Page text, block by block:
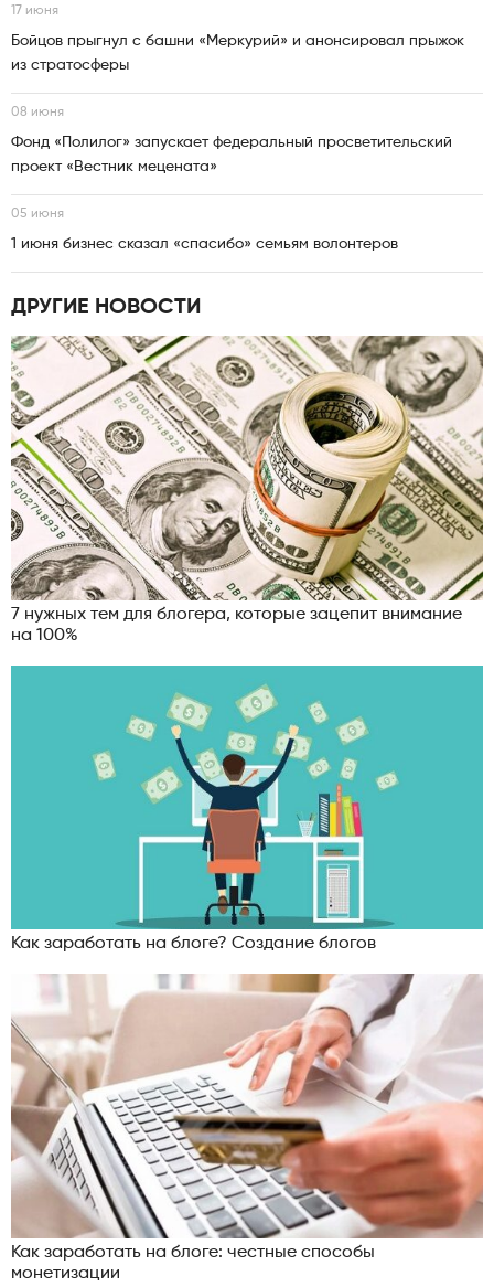
17 июня
Бойцов прыгнул с башни «Меркурий» и анонсировал прыжок
из стратосферы
08 июня
Фонд «Полилог» запускает федеральный просветительский
проект «Вестник мецената»
05 июня
1 июня бизнес сказал «спасибо» семьям волонтеров
ДРУГИЕ НОВОСТИ
7 нужных тем для блогера, которые зацепит внимание
на 100%
Как заработать на блоге? Создание блогов
Как заработать на блоге: честные способы
монетизации